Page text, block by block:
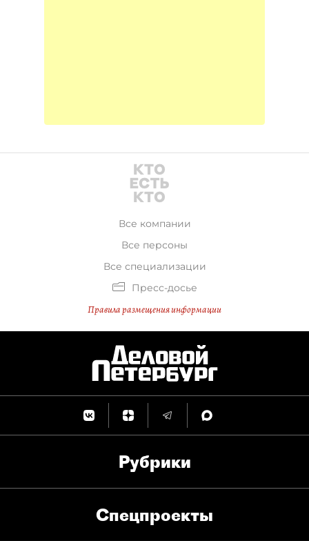
Все компании
Все персоны
Все специализации
Пресс-досье
Правила размещения информации
Рубрики
Спец­проекты